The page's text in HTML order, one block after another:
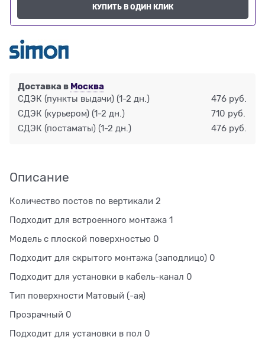
КУПИТЬ В ОДИН КЛИК
Доставка в Москва
СДЭК (пункты выдачи) (1-2 дн.)
476 руб.
СДЭК (курьером) (1-2 дн.)
710 руб.
СДЭК (постаматы) (1-2 дн.) 476 руб.
Описание
Количество постов по вертикали 2
Подходит для встроенного монтажа 1
Модель с плоской поверхностью 0
Подходит для скрытого монтажа (заподлицо) 0
Подходит для установки в кабель-канал 0
Тип поверхности Матовый (-ая)
Прозрачный 0
Подходит для установки в пол 0